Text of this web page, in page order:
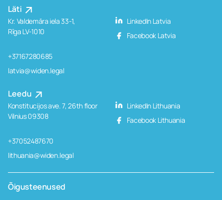
Läti
Kr. Valdemāra iela 33-1,
Rīga LV-1010
+37167280685
latvia@widen.legal
LinkedIn Latvia
Facebook Latvia
Leedu
Konstitucijos ave. 7, 26th floor
Vilnius 09308
+37052487670
lithuania@widen.legal
LinkedIn Lithuania
Facebook Lithuania
Õigusteenused